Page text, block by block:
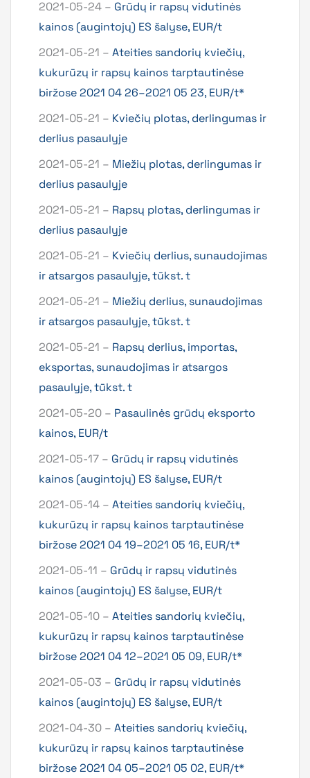
2021-05-24 – Grūdų ir rapsų vidutinės
kainos (augintojų) ES šalyse, EUR/t
2021-05-21 – Ateities sandorių kviečių,
kukurūzų ir rapsų kainos tarptautinėse
biržose 2021 04 26–2021 05 23, EUR/t*
2021-05-21 – Kviečių plotas, derlingumas ir
derlius pasaulyje
2021-05-21 – Miežių plotas, derlingumas ir
derlius pasaulyje
2021-05-21 – Rapsų plotas, derlingumas ir
derlius pasaulyje
2021-05-21 – Kviečių derlius, sunaudojimas
ir atsargos pasaulyje, tūkst. t
2021-05-21 – Miežių derlius, sunaudojimas
ir atsargos pasaulyje, tūkst. t
2021-05-21 – Rapsų derlius, importas,
eksportas, sunaudojimas ir atsargos
pasaulyje, tūkst. t
2021-05-20 – Pasaulinės grūdų eksporto
kainos, EUR/t
2021-05-17 – Grūdų ir rapsų vidutinės
kainos (augintojų) ES šalyse, EUR/t
2021-05-14 – Ateities sandorių kviečių,
kukurūzų ir rapsų kainos tarptautinėse
biržose 2021 04 19–2021 05 16, EUR/t*
2021-05-11 – Grūdų ir rapsų vidutinės
kainos (augintojų) ES šalyse, EUR/t
2021-05-10 – Ateities sandorių kviečių,
kukurūzų ir rapsų kainos tarptautinėse
biržose 2021 04 12–2021 05 09, EUR/t*
2021-05-03 – Grūdų ir rapsų vidutinės
kainos (augintojų) ES šalyse, EUR/t
2021-04-30 – Ateities sandorių kviečių,
kukurūzų ir rapsų kainos tarptautinėse
biržose 2021 04 05–2021 05 02, EUR/t*